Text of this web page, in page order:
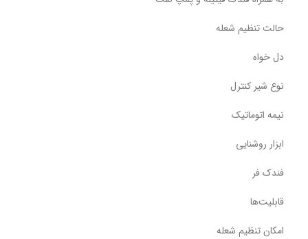
حالت تنظیم شعله
دل خواه
نوع شیر کنترل
نیمه اتوماتیک
ابزار روشنایی
فندک فر
قابلیت‌ها
امکان تنظیم شعله